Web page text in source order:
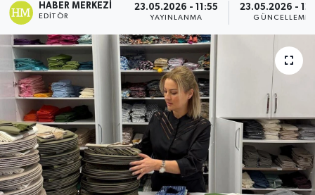
HABER MERKEZI
EDITÖR
23.05.2026 - 11:55
YAYINLANMA
23.05.2026 -
GÜNCELLEME